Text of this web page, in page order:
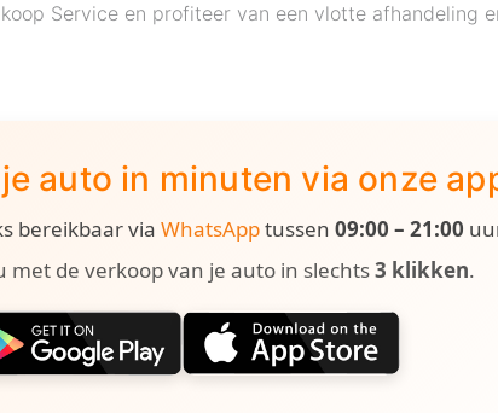
Service en profiteer van een vlotte afhandeling
auto in minuten via onze
bereikbaar via WhatsApptussen 09:00 – 21:00
met de verkoop van je auto in slechts3 klikken.